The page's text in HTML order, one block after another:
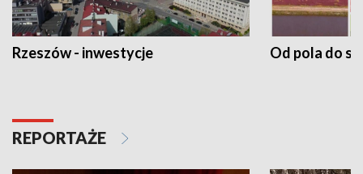
Rzeszów - inwestycje Od pola do
REPORTAŻE